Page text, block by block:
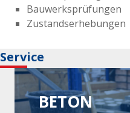
Bauwerksprüfungen
Zustandserhebungen
Service
BETON